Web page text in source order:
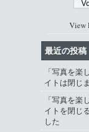
View
最近の投稿
「写真を楽
イトは閉じ
「写真を楽
イトを閉じ
した